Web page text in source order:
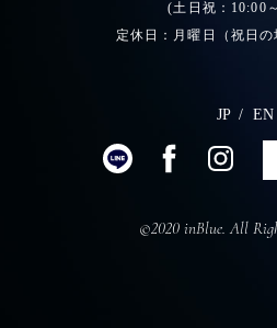
(土日祝：10:00
定休日：月曜日（祝日の
JP EN
©2020 inBlue. All